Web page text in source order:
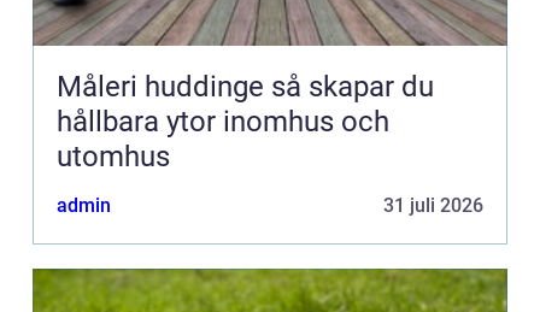
Måleri huddinge så skapar du
hållbara ytor inomhus och
utomhus
admin 31 juli 2026